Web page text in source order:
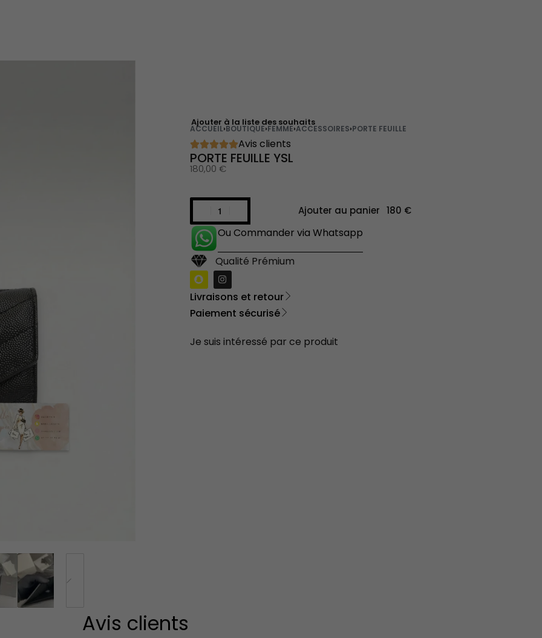
Ajouter à la liste des souhaits
ACCUEIL›BOUTIQUE›FEMME›ACCESSOIRES›PORTE FEUILLE
Avis clients
PORTE FEUILLE YSL
180,00 €
Ajouter au panier
Ou Commander via Whatsapp
Qualité Prémium
Livraisons et retour
Paiement sécurisé
Je suis intéressé par ce produit
Avis clients